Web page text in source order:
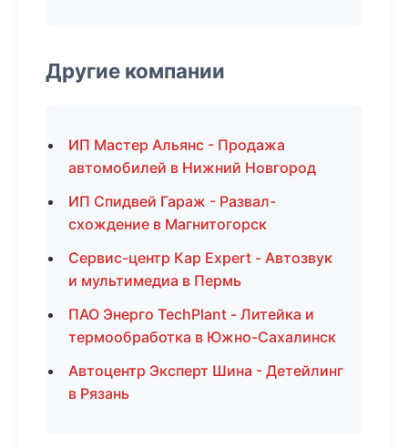
Другие компании
ИП Мастер Альянс - Продажа
автомобилей в Нижний Новгород
ИП Спидвей Гараж - Развал-
схождение в Магнитогорск
Сервис-центр Кар Expert - Автозвук
и мультимедиа в Пермь
ПАО Энерго TechPlant - Литейка и
термообработка в Южно-Сахалинск
Автоцентр Эксперт Шина - Детейлинг
в Рязань